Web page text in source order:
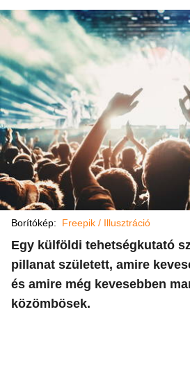
Borítókép: Freepik / Illusztráció
Egy külföldi tehetségkutató
pillanat született, amire
és amire még kevesebben
közömbösek.